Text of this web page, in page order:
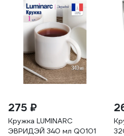
275 ₽
Кружка LUMINARC
ЭВРИДЭЙ 340 мл Q0101